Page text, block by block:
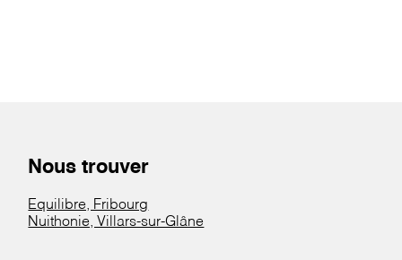
Nous trouver
Equilibre, Fribourg
Nuithonie, Villars-sur-Glâne